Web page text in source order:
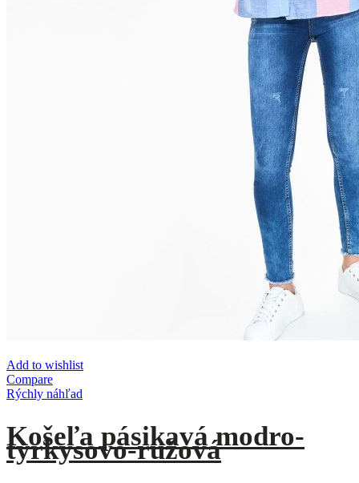
Add to wishlist
Compare
Rýchly náhľad
Košeľa pásikavá modro-
tyrkysovo-ružová